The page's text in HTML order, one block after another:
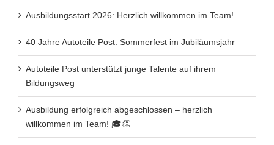
Ausbildungsstart 2026: Herzlich willkommen im Team!
40 Jahre Autoteile Post: Sommerfest im Jubiläumsjahr
Autoteile Post unterstützt junge Talente auf ihrem
Bildungsweg
Ausbildung erfolgreich abgeschlossen – herzlich
willkommen im Team! 🎓👏